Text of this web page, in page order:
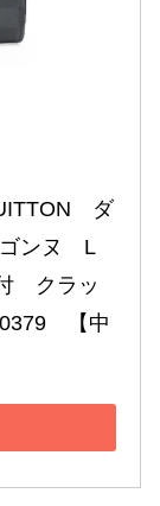
　ダ
ンヌ　L
　クラッ
　【中